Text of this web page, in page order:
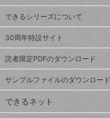
ド
Google
スプレ
ッドシ
ート
iPhone
VLOOKUP
ト
ッ
プ
ペ
ジ
連載
できるシリーズについて
30周年特設サイト
読者限定PDFのダウンロード
サンプルファイルのダウンロード
できるネット